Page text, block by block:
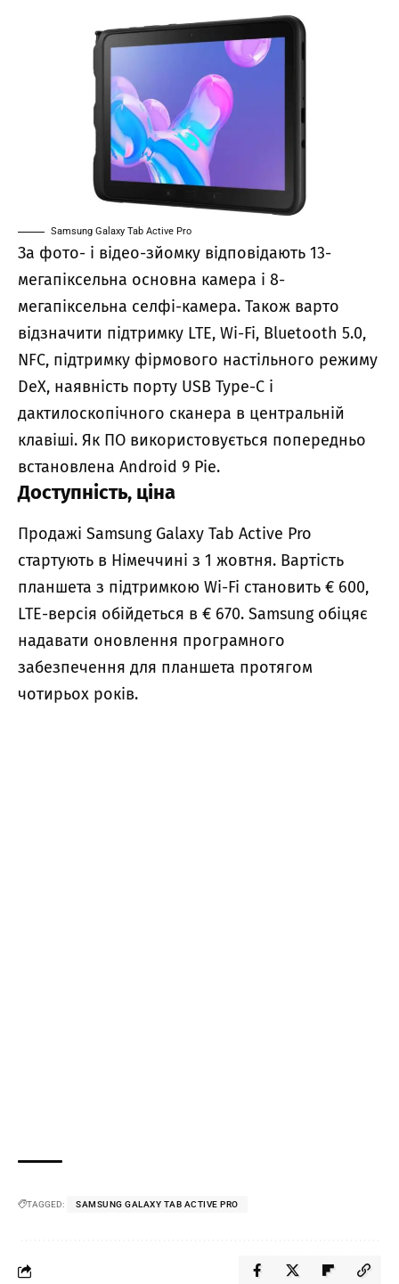
Samsung Galaxy Tab Active Pro
За фото- і відео-зйомку відповідають 13-
мегапіксельна основна камера і 8-
мегапіксельна селфі-камера. Також варто
відзначити підтримку LTE, Wi-Fi, Bluetooth 5.0,
NFC, підтримку фірмового настільного режиму
DeX, наявність порту USB Type-C і
дактилоскопічного сканера в центральній
клавіші. Як ПО використовується попередньо
встановлена ​​Android 9 Pie.
Доступність, ціна
Продажі Samsung Galaxy Tab Active Pro
стартують в Німеччині з 1 жовтня. Вартість
планшета з підтримкою Wi-Fi становить € 600,
LTE-версія обійдеться в € 670. Samsung обіцяє
надавати оновлення програмного
забезпечення для планшета протягом
чотирьох років.
TAGGED: SAMSUNG GALAXY TAB ACTIVE PRO